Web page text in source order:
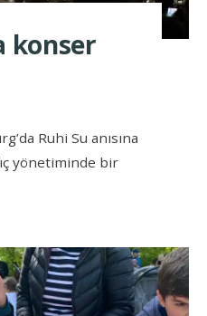
konser
Ruhi Su anısına
yönetiminde bir